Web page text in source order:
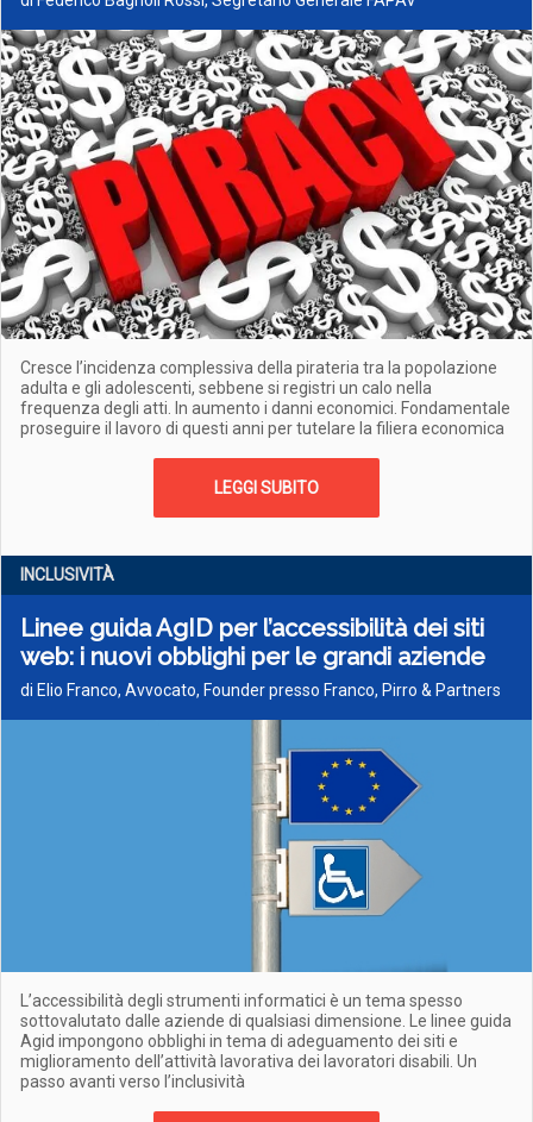
Cresce l’incidenza complessiva della pirateria tra la popolazione
adulta e gli adolescenti, sebbene si registri un calo nella
frequenza degli atti. In aumento i danni economici. Fondamentale
proseguire il lavoro di questi anni per tutelare la filiera economica
LEGGI SUBITO
INCLUSIVITÀ
Linee guida AgID per l’accessibilità dei siti
web: i nuovi obblighi per le grandi aziende
di Elio Franco, Avvocato, Founder presso Franco, Pirro & Partners
L’accessibilità degli strumenti informatici è un tema spesso
sottovalutato dalle aziende di qualsiasi dimensione. Le linee guida
Agid impongono obblighi in tema di adeguamento dei siti e
miglioramento dell’attività lavorativa dei lavoratori disabili. Un
passo avanti verso l’inclusività